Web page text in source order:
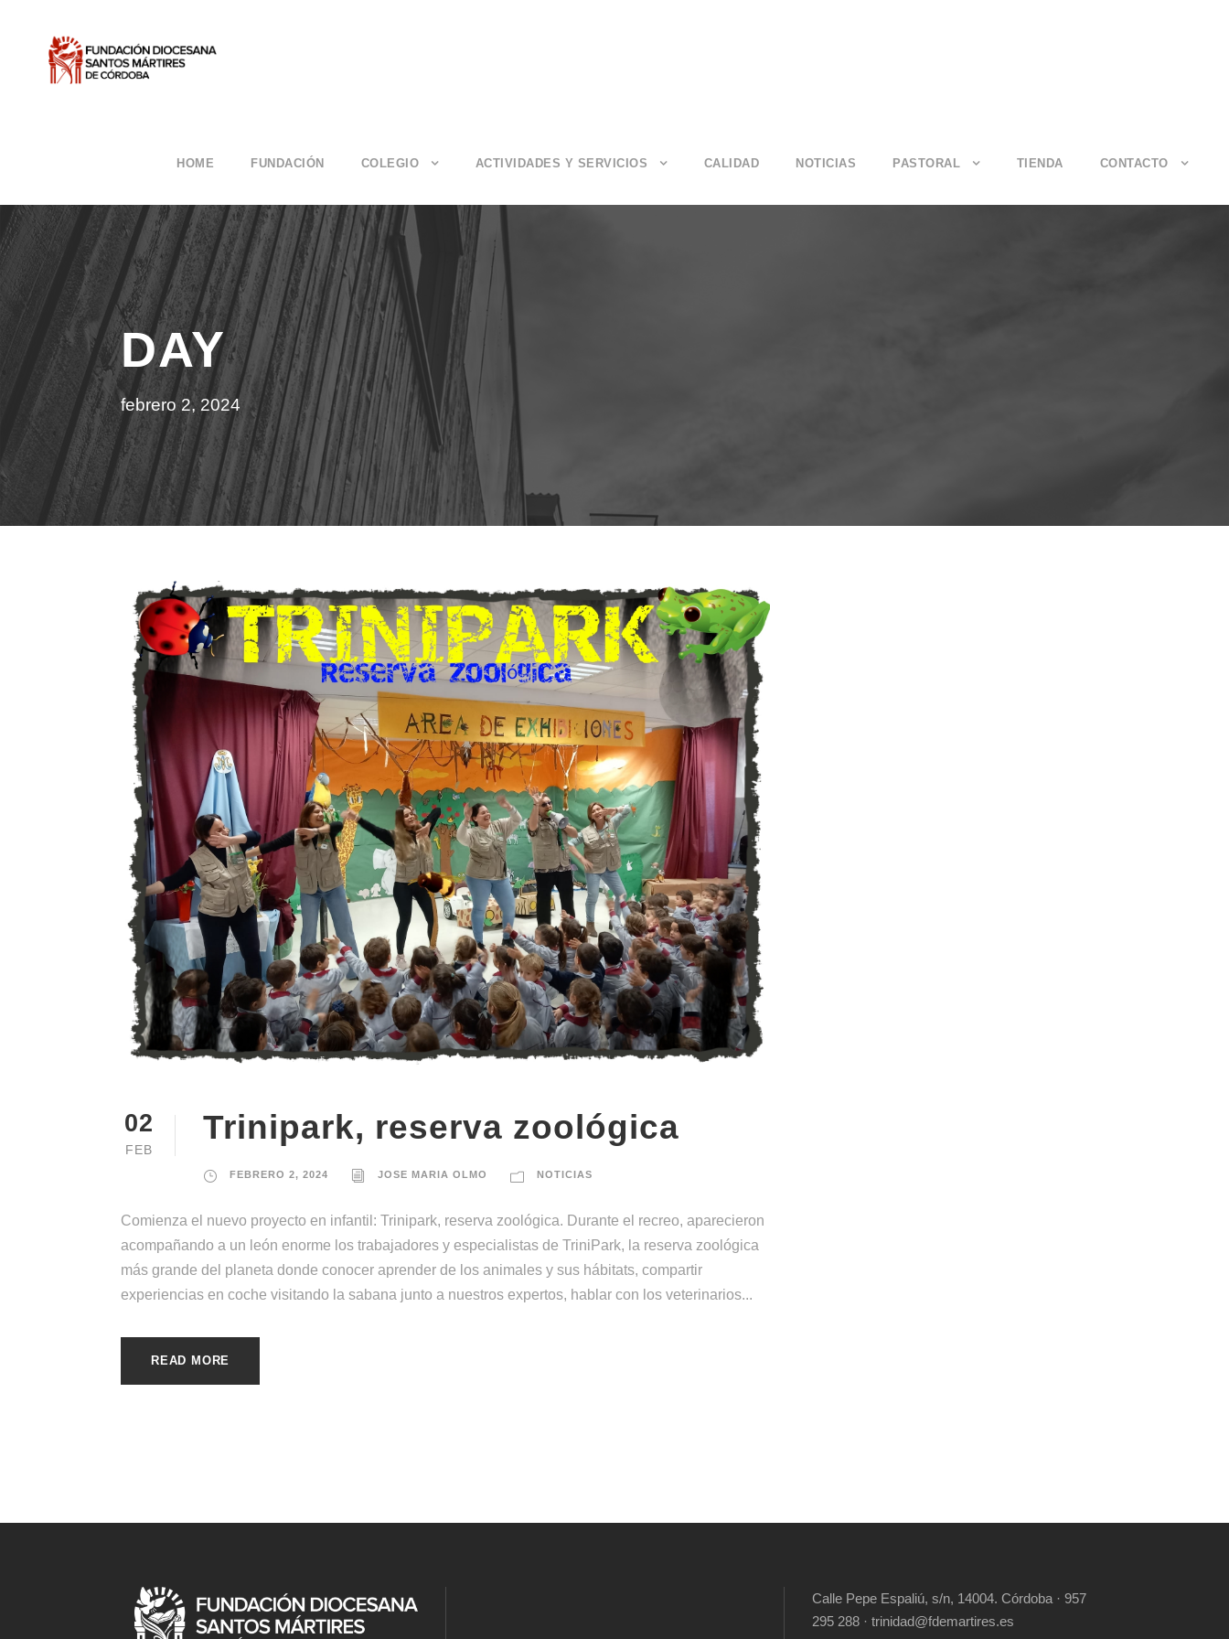
HOME FUNDACIÓN COLEGIO ACTIVIDADES Y SERVICIOS CALIDAD NOTICIAS PASTORAL TIENDA CONTACTO
DAY
febrero 2, 2024
02
FEB
Trinipark, reserva zoológica
FEBRERO 2, 2024 JOSE MARIA OLMO NOTICIAS
Comienza el nuevo proyecto en infantil: Trinipark, reserva zoológica. Durante el recreo, aparecieron
acompañando a un león enorme los trabajadores y especialistas de TriniPark, la reserva zoológica
más grande del planeta donde conocer aprender de los animales y sus hábitats, compartir
experiencias en coche visitando la sabana junto a nuestros expertos, hablar con los veterinarios...
READ MORE
Calle Pepe Espaliú, s/n, 14004. Córdoba · 957
295 288 · trinidad@fdemartires.es